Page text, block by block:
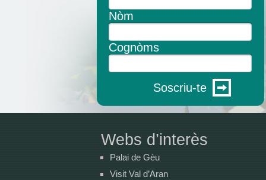
Nòm
Cognòms
Soscriu-te
Webs d’interès
Palai de Gèu
Visit Val d’Aran